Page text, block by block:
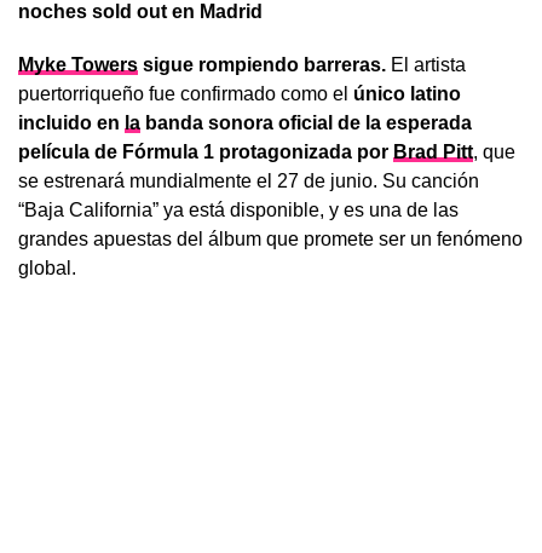
noches sold out en Madrid
Myke Towers sigue rompiendo barreras. El artista
puertorriqueño fue confirmado como el único latino
incluido en la banda sonora oficial de la esperada
película de Fórmula 1 protagonizada por Brad Pitt, que
se estrenará mundialmente el 27 de junio. Su canción
“Baja California” ya está disponible, y es una de las
grandes apuestas del álbum que promete ser un fenómeno
global.